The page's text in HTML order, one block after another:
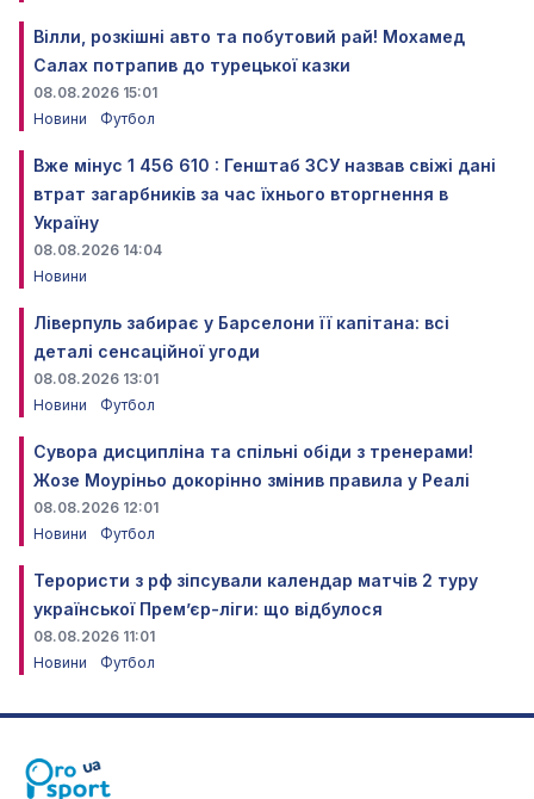
Вілли, розкішні авто та побутовий рай! Мохамед
Салах потрапив до турецької казки
08.08.2026 15:01
Новини
Футбол
Вже мінус 1 456 610 : Генштаб ЗСУ назвав свіжі дані
втрат загарбників за час їхнього вторгнення в
Україну
08.08.2026 14:04
Новини
Ліверпуль забирає у Барселони її капітана: всі
деталі сенсаційної угоди
08.08.2026 13:01
Новини
Футбол
Сувора дисципліна та спільні обіди з тренерами!
Жозе Моуріньо докорінно змінив правила у Реалі
08.08.2026 12:01
Новини
Футбол
Терористи з рф зіпсували календар матчів 2 туру
української Прем’єр-ліги: що відбулося
08.08.2026 11:01
Новини
Футбол